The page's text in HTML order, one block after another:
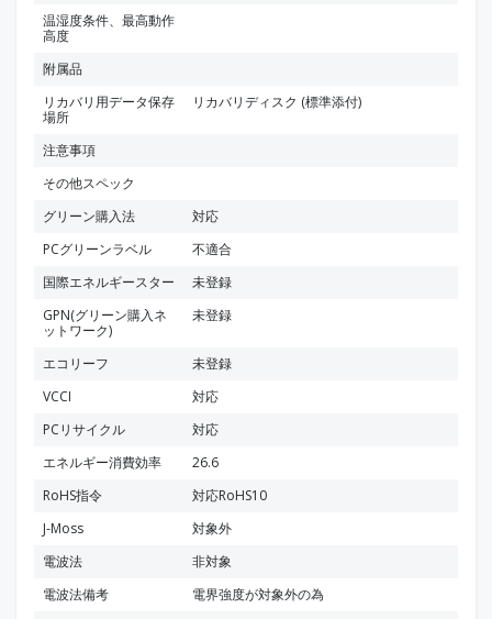
温湿度条件、最高動作
高度
附属品
リカバリ用データ保存
場所
リカバリディスク (標準添付)
注意事項
その他スペック
グリーン購入法
対応
PCグリーンラベル
不適合
国際エネルギースター
未登録
GPN(グリーン購入ネ
ットワーク)
未登録
エコリーフ
未登録
VCCI
対応
PCリサイクル
対応
エネルギー消費効率
26.6
RoHS指令
対応RoHS10
J-Moss
対象外
電波法
非対象
電波法備考
電界強度が対象外の為